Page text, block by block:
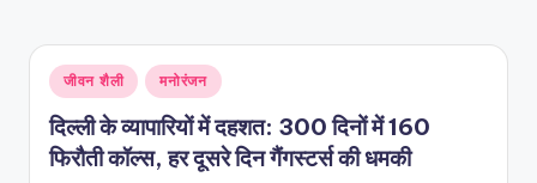
और
विश्व
Posted
in
जीवन शैली मनोरंजन
दिल्ली के व्यापारियों में दहशत: 300 दिनों में 160
फिरौती कॉल्स, हर दूसरे दिन गैंगस्टर्स की धमकी